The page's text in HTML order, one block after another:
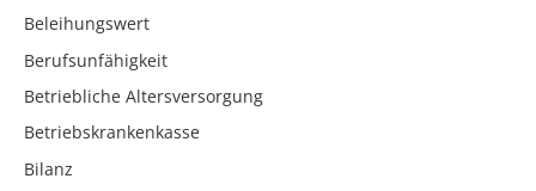
Beleihungswert
Berufsunfähigkeit
Betriebliche Altersversorgung
Betriebskrankenkasse
Bilanz